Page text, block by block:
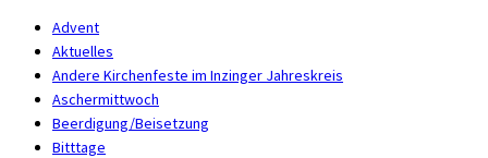
Advent
Aktuelles
Andere Kirchenfeste im Inzinger Jahreskreis
Aschermittwoch
Beerdigung/Beisetzung
Bitttage